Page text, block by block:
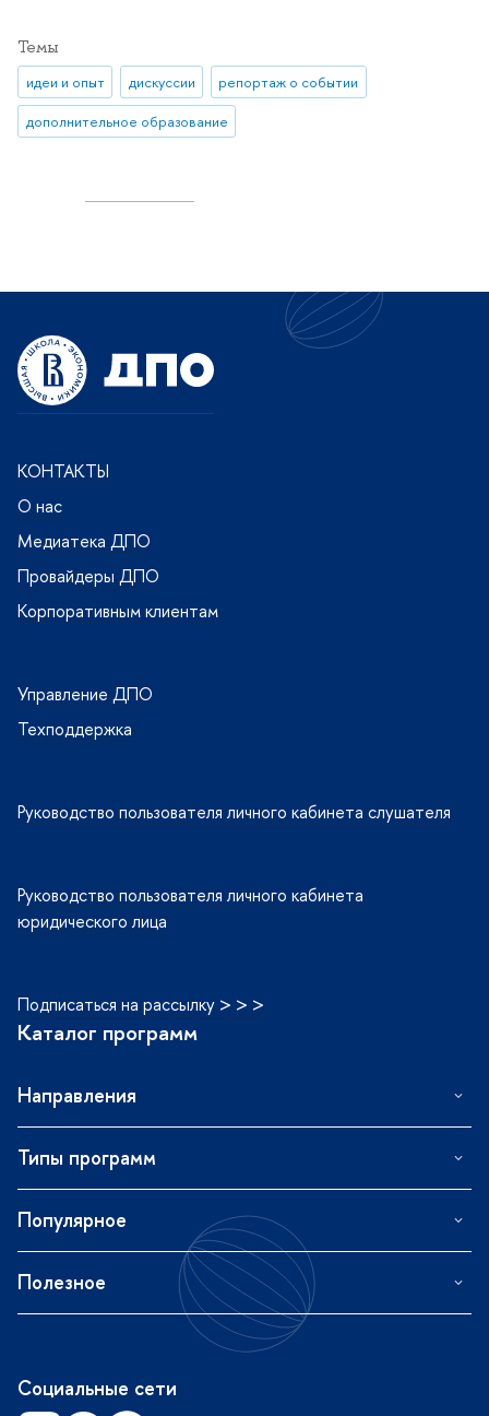
Темы
идеи и опыт дискуссии репортаж о событии
дополнительное образование
КОНТАКТЫ
О нас
Медиатека ДПО
Провайдеры ДПО
Корпоративным клиентам
Управление ДПО
Техподдержка
Руководство пользователя личного кабинета слушателя
Руководство пользователя личного кабинета
юридического лица
Подписаться на рассылку > > >
Каталог программ
Направления
Типы программ
Популярное
Полезное
Социальные сети